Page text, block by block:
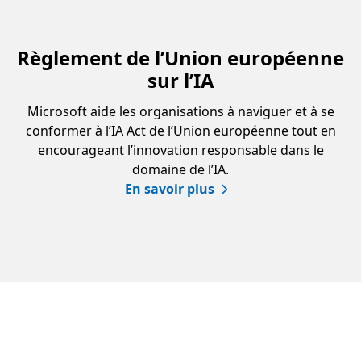
Règlement de l’Union européenne
sur l’IA
Microsoft aide les organisations à naviguer et à se
conformer à l’IA Act de l’Union européenne tout en
encourageant l’innovation responsable dans le
domaine de l’IA.
En savoir plus